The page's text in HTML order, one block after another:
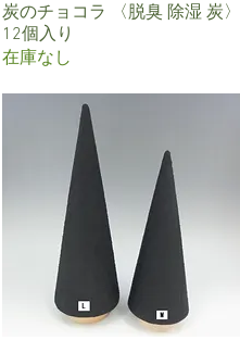
クイックビュー
炭のチョコラ 〈脱臭 除湿 炭〉
12個入り
在庫なし